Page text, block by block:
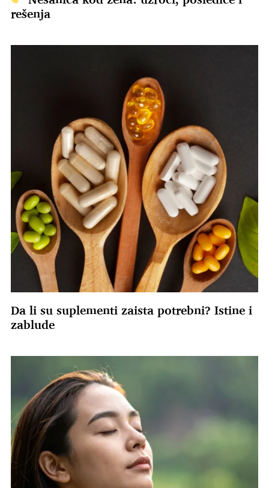
rešenja
Da li su suplementi zaista potrebni? Istine i
zablude